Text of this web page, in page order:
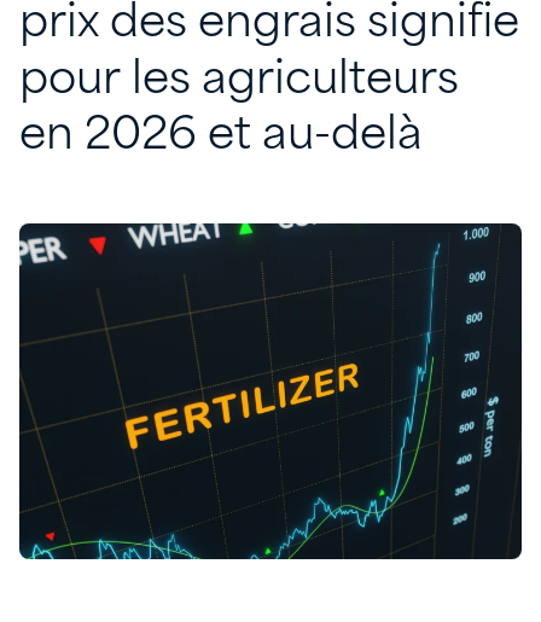
prix des engrais signifie
pour les agriculteurs
en 2026 et au-delà